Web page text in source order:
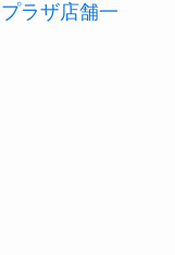
プラザ店舗一